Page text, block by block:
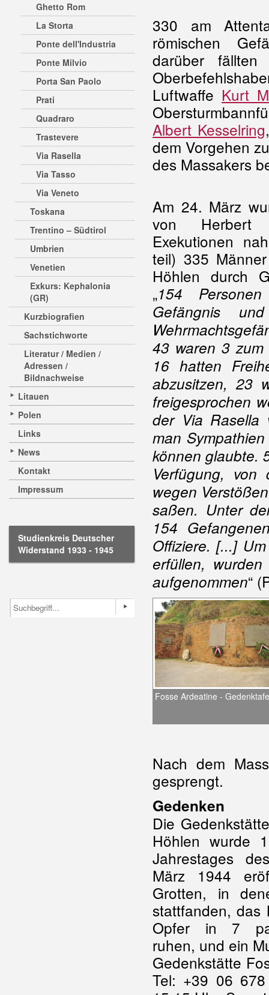
Ghetto Rom
La Storta
Ponte dell'Industria
Ponte Milvio
Porta San Paolo
Prati
Quadraro
Trastevere
Via Rasella
Via Tasso
Via Veneto
Toskana
Trentino – Südtirol
Umbrien
Venetien
Exkurs: Kephalonia
(GR)
Kurzbiografien
Sachstichworte
Literatur / Medien /
Adressen /
Bildnachweise
Litauen
Polen
Links
News
Kontakt
Impressum
Studienkreis Deutscher
Widerstand 1933 - 1945
330 am
römischen
darüber fällten
Luftwaffe Kurt
Albert Kesselring
dem Vorgehen
des Massakers
Am 24. März
von
Exekutionen
teil) 335
Höhlen durch
„154
Gefängnis
43 waren 3 zum
16 hatten
abzusitzen, 23
freigesprochen
der Via Rasella
man
können glaubte.
Verfügung,
wegen
saßen. Unter
154
Offiziere. [...]
erfüllen,
aufgenommen“
Fosse Ardeatine -
Nach dem
gesprengt.
Gedenken
Die
Höhlen wurde
Jahrestages
März 1944
Grotten, in
stattfanden, das
Opfer in 7
ruhen, und ein
Gedenkstätte
Tel: +39 06